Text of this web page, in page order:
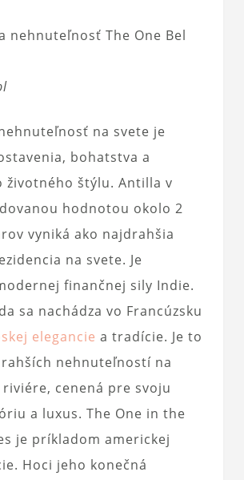
na svete je
bohatstva a
životného štýlu. Antilla v
hodnotou okolo 2
vyniká ako najdrahšia
na svete. Je
finančnej sily Indie.
sa nachádza vo Francúzsku
elegancie a tradície. Je to
nehnuteľností na
riviére, cenená pre svoju
a luxus. The One in the
je príkladom americkej
Hoci jeho konečná